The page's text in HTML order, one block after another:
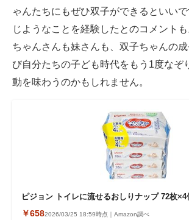
ゃんたちにもぜひ双子ができるといい
じようなことを経験したとのコメント
ちゃんさんも妹さんも、双子ちゃんの
び自分たちの子ども時代をもう1度なぞ
動を味わうのかもしれません。
ピジョン トイレに流せるおしりナップ 72枚×4
￥6582026/03/25 18:59時点｜Amazon調べ